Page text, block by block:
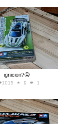
ignicion?🤤
1015 9 1